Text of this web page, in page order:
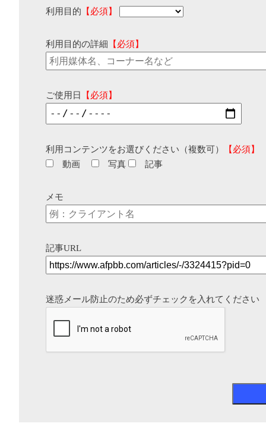
利用目的 【必須】
利用目的の詳細 【必須】
ご使用日 【必須】
利用コンテンツをお選びください（複数可）
【必須】
動画
写真 記事
メモ
記事URL
迷惑メール防止のため必ずチェックを入れてください